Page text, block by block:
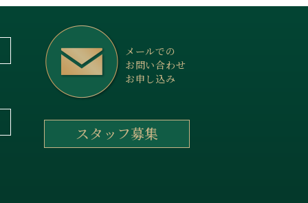
メールでの
お問い合わせ
お申し込み
スタッフ募集